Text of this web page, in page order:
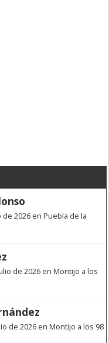
de 2026 en Puebla de la
de 2026 en Montijo a los
de 2026 en Montijo a los 98